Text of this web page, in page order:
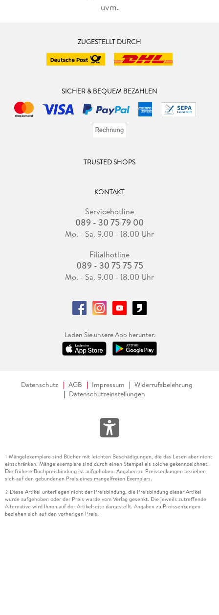
uvm.
ZUGESTELLT DURCH
SICHER & BEQUEM BEZAHLEN
TRUSTED SHOPS
KONTAKT
Servicehotline
089 - 30 75 79 00
Mo. - Sa. 9.00 - 18.00 Uhr
Filialhotline
089 - 30 75 75 75
Mo. - Sa. 9.00 - 18.00 Uhr
Laden Sie unsere App herunter.
Datenschutz AGB Impressum
Widerrufsbelehrung
Datenschutzeinstellungen
1 Mängelexemplare sind Bücher mit leichten Beschädigungen, die das Lesen aber nicht
einschränken. Mängelexemplare sind durch einen Stempel als solche gekennzeichnet.
Die frühere Buchpreisbindung ist aufgehoben. Angaben zu Preissenkungen beziehen
sich auf den gebundenen Preis eines mangelfreien Exemplars.
2 Diese Artikel unterliegen nicht der Preisbindung, die Preisbindung dieser Artikel
wurde aufgehoben oder der Preis wurde vom Verlag gesenkt. Die jeweils zutreffende
Alternative wird Ihnen auf der Artikelseite dargestellt. Angaben zu Preissenkungen
beziehen sich auf den vorherigen Preis.